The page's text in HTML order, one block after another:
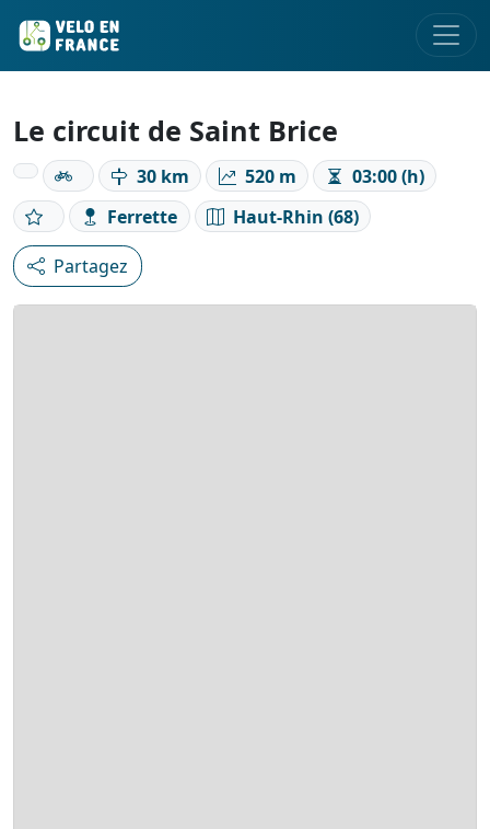
Le circuit de Saint Brice
30 km 520 m
03:00 (h)
Ferrette
Haut-Rhin (68)
Partagez